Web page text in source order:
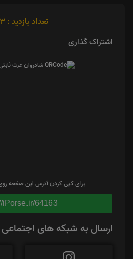
تعداد بازدید : 583
اشتراک گذاری
برای کپی کردن آدرس این صفحه
iPorse.ir/64163
ارسال به شبکه های اجتماعی